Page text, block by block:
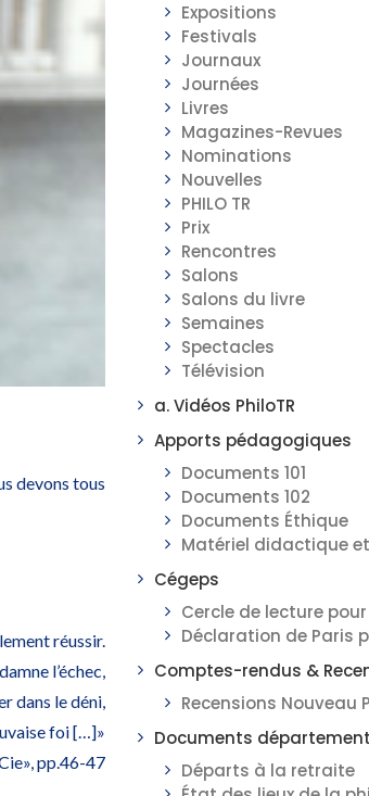
devons tous
réussir.
l’échec,
dans le déni,
foi […]»
pp.46-47
Expositions
Festivals
Journaux
Journées
Livres
Magazines-Revues
Nominations
Nouvelles
PHILO TR
Prix
Rencontres
Salons
Salons du livre
Semaines
Spectacles
Télévision
a. Vidéos PhiloTR
Apports pédagogiques
Documents 101
Documents 102
Documents Éthique
Matériel didactique
Cégeps
Cercle de lecture
Déclaration de Paris
Comptes-rendus &
Recensions Nouveau
Documents
Départs à la retraite